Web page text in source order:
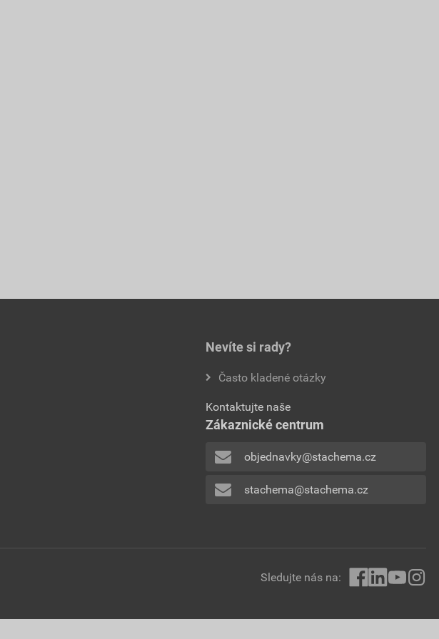
Nevíte si rady?
Často kladené otázky
Kontaktujte naše
Zákaznické centrum
objednavky@stachema.cz
stachema@stachema.cz
Sledujte nás na: